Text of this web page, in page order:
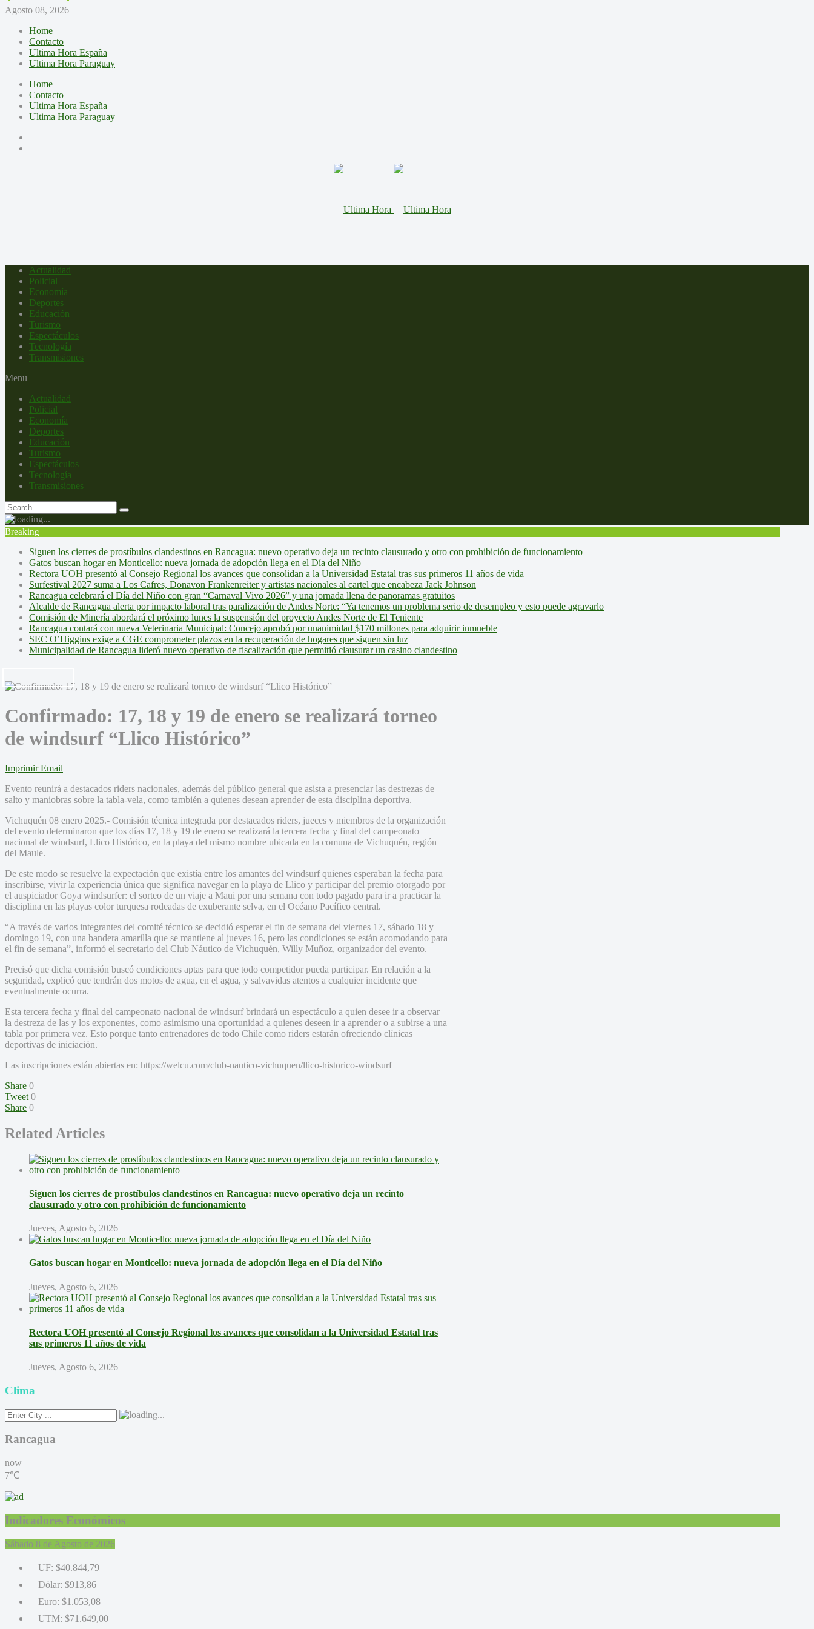
Agosto 08, 2026
Home
Contacto
Ultima Hora España
Ultima Hora Paraguay
Home
Contacto
Ultima Hora España
Ultima Hora Paraguay
Actualidad
Policial
Economía
Deportes
Educación
Turismo
Espectáculos
Tecnología
Transmisiones
Menu
Actualidad
Policial
Economía
Deportes
Educación
Turismo
Espectáculos
Tecnología
Transmisiones
Breaking
Siguen los cierres de prostíbulos clandestinos en Rancagua: nuevo operativo deja un recinto clausurado y otro con prohibición de funcionamiento
Gatos buscan hogar en Monticello: nueva jornada de adopción llega en el Día del Niño
Rectora UOH presentó al Consejo Regional los avances que consolidan a la Universidad Estatal tras sus primeros 11 años de vida
Surfestival 2027 suma a Los Cafres, Donavon Frankenreiter y artistas nacionales al cartel que encabeza Jack Johnson
Rancagua celebrará el Día del Niño con gran “Carnaval Vivo 2026” y una jornada llena de panoramas gratuitos
Alcalde de Rancagua alerta por impacto laboral tras paralización de Andes Norte: “Ya tenemos un problema serio de desempleo y esto puede agravarlo
Comisión de Minería abordará el próximo lunes la suspensión del proyecto Andes Norte de El Teniente
Rancagua contará con nueva Veterinaria Municipal: Concejo aprobó por unanimidad $170 millones para adquirir inmueble
SEC O’Higgins exige a CGE comprometer plazos en la recuperación de hogares que siguen sin luz
Municipalidad de Rancagua lideró nuevo operativo de fiscalización que permitió clausurar un casino clandestino
Confirmado: 17, 18 y 19 de enero se realizará torneo
de windsurf “Llico Histórico”
Imprimir Email
Evento reunirá a destacados riders nacionales, además del público general que asista a presenciar las destrezas de
salto y maniobras sobre la tabla-vela, como también a quienes desean aprender de esta disciplina deportiva.
Vichuquén 08 enero 2025.- Comisión técnica integrada por destacados riders, jueces y miembros de la organización
del evento determinaron que los días 17, 18 y 19 de enero se realizará la tercera fecha y final del campeonato
nacional de windsurf, Llico Histórico, en la playa del mismo nombre ubicada en la comuna de Vichuquén, región
del Maule.
De este modo se resuelve la expectación que existía entre los amantes del windsurf quienes esperaban la fecha para
inscribirse, vivir la experiencia única que significa navegar en la playa de Llico y participar del premio otorgado por
el auspiciador Goya windsurfer: el sorteo de un viaje a Maui por una semana con todo pagado para ir a practicar la
disciplina en las playas color turquesa rodeadas de exuberante selva, en el Océano Pacífico central.
“A través de varios integrantes del comité técnico se decidió esperar el fin de semana del viernes 17, sábado 18 y
domingo 19, con una bandera amarilla que se mantiene al jueves 16, pero las condiciones se están acomodando para
el fin de semana”, informó el secretario del Club Náutico de Vichuquén, Willy Muñoz, organizador del evento.
Precisó que dicha comisión buscó condiciones aptas para que todo competidor pueda participar. En relación a la
seguridad, explicó que tendrán dos motos de agua, en el agua, y salvavidas atentos a cualquier incidente que
eventualmente ocurra.
Esta tercera fecha y final del campeonato nacional de windsurf brindará un espectáculo a quien desee ir a observar
la destreza de las y los exponentes, como asimismo una oportunidad a quienes deseen ir a aprender o a subirse a una
tabla por primera vez. Esto porque tanto entrenadores de todo Chile como riders estarán ofreciendo clínicas
deportivas de iniciación.
Las inscripciones están abiertas en: https://welcu.com/club-nautico-vichuquen/llico-historico-windsurf
Share 0
Tweet 0
Share 0
Related Articles
Siguen los cierres de prostíbulos clandestinos en Rancagua: nuevo operativo deja un recinto
clausurado y otro con prohibición de funcionamiento
Jueves, Agosto 6, 2026
Gatos buscan hogar en Monticello: nueva jornada de adopción llega en el Día del Niño
Jueves, Agosto 6, 2026
Rectora UOH presentó al Consejo Regional los avances que consolidan a la Universidad Estatal tras
sus primeros 11 años de vida
Jueves, Agosto 6, 2026
Clima
Rancagua
now
7℃
Indicadores Económicos
Sábado 8 de Agosto de 2026
UF: $40.844,79
Dólar: $913,86
Euro: $1.053,08
UTM: $71.649,00